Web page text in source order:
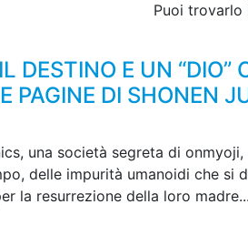
Puoi trovarlo
DESTINO E UN
PAGINE DI SHONEN
una società segreta di
delle impurità umanoidi che si
la resurrezione della loro madre...